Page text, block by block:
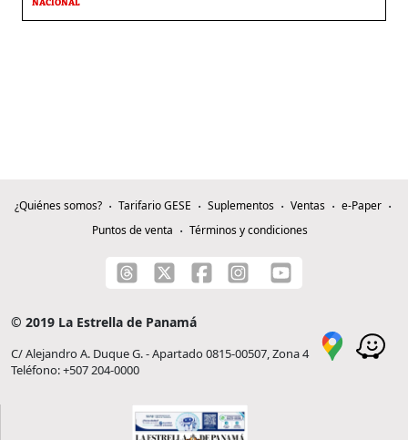
NACIONAL
¿Quiénes somos? Tarifario GESE Suplementos Ventas
e-Paper
Puntos de venta
Términos y condiciones
© 2019 La Estrella de Panamá
C/ Alejandro A. Duque G. - Apartado 0815-00507, Zona 4
Teléfono: +507 204-0000